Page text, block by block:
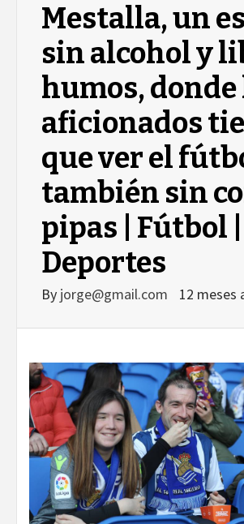
Mestalla, un
sin alcohol y
humos, donde
aficionados
que ver el
también sin
pipas | Fútbol |
Deportes
By jorge@gmail.com 12 meses